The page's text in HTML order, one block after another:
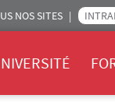
NOS SITES